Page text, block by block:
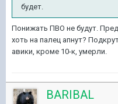
будет.
Понижать ПВО не будут.
хоть на палец апнут?
авики, кроме 10-к, умерли.
BARIBAL